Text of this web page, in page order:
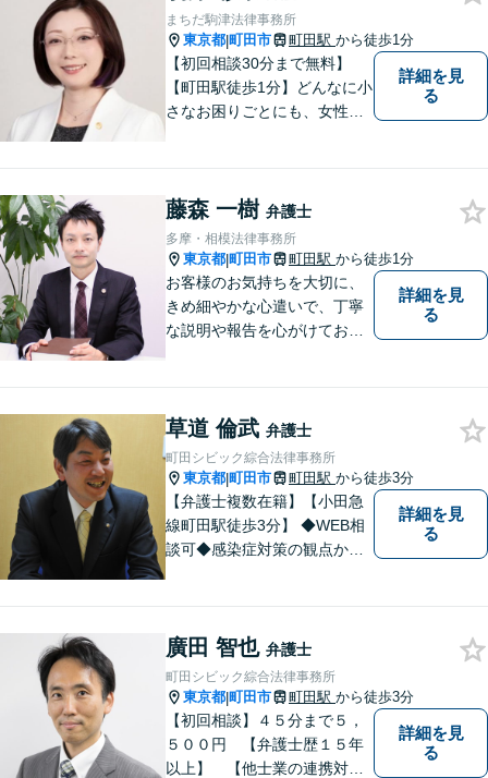
解決を目指します【休日・夜
間対応可】【完全個室で相
談】【南町田グランベリーパ
ーク駅5分】
まちだ駒津法律事務所
東京都|町田市 町田駅 から徒歩1分
【初回相談30分まで無料】
【町田駅徒歩1分】どんなに小
さなお困りごとにも、女性弁
詳細を見
る
藤森 一樹 弁護士
多摩・相模法律事務所
東京都|町田市 町田駅 から徒歩1分
お客様のお気持ちを大切に、
きめ細やかな心遣いで、丁寧
な説明や報告を心がけており
い相手方でもスムーズに解決
にいたします。
詳細を見
る
草道 倫武 弁護士
町田シビック綜合法律事務所
東京都|町田市 町田駅 から徒歩3分
【弁護士複数在籍】【小田急
線町田駅徒歩3分】 ◆WEB相
談可◆感染症対策の観点から
詳細を見
る
廣田 智也 弁護士
町田シビック綜合法律事務所
東京都|町田市 町田駅 から徒歩3分
【初回相談】４５分まで５，
５００円 【弁護士歴１５年
以上】 【他士業の連携対
詳細を見
る